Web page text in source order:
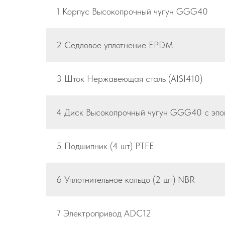
1 Корпус Высокопрочный чугун GGG40
2 Седловое уплотнение EPDM
3 Шток Нержавеющая сталь (AISI410)
4 Диск Высокопрочный чугун GGG40 с
5 Подшипник (4 шт) PTFE
6 Уплотнительное кольцо (2 шт) NBR
7 Электропривод ADC12